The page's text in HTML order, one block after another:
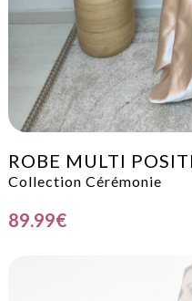
ROBE MULTI
Collection Cérémonie
89.99€